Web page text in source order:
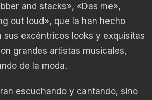
and stacks», «Das me»,
out loud», que la han hecho
sus excéntricos looks y exquisitas
grandes artistas musicales,
de la moda.
escuchando y cantando, sino